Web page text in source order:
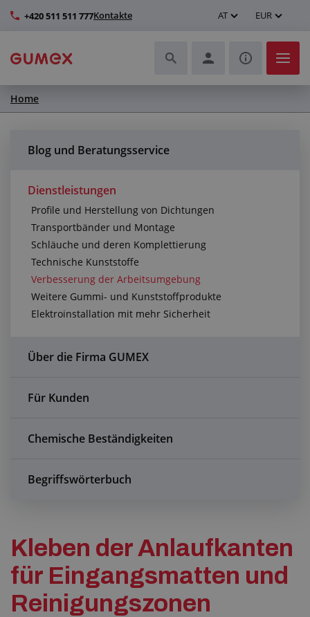
+420 511 511 777Kontakte AT EUR
Schläuche und deren Komplettierung
Transportbänder und Montage
Verbesserung der Arbeitsumgebung
Weitere Gummi- und Kunststoffprodukte
Anfragezentrum
Alles über den Einkauf
Über uns
Home
Blog und Beratungsservice
Dienstleistungen
Profile und Herstellung von Dichtungen
Transportbänder und Montage
Schläuche und deren Komplettierung
Technische Kunststoffe
Verbesserung der Arbeitsumgebung
Weitere Gummi- und Kunststoffprodukte
Elektroinstallation mit mehr Sicherheit
Über die Firma GUMEX
Für Kunden
Chemische Beständigkeiten
Begriffswörterbuch
Kleben der Anlaufkanten
für Eingangsmatten und
Reinigungszonen